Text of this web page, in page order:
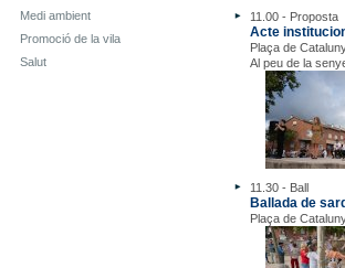
Medi ambient
Promoció de la vila
Salut
11.00 - Proposta
Acte
Plaça de
Al peu de la
11.30 - Ball
Ballada de
Plaça de